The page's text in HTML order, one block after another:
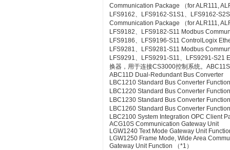
Communication Package （for ALR111,
LFS9162、LFS9162-S1S1、LFS9162-
Communication Package （for ALR111,
LFS9182、LFS9182-S11 Modbus
LFS9186、LFS9196-S11 ControlLogix
LFS9281、LFS9281-S11 Modbus
LFS9291、LFS9291-S11、LFS9291-S21
换器，用于连接CS3000控制系统。
ABC11D Dual-Redundant Bus Converter
LBC1210 Standard Bus Converter
LBC1220 Standard Bus Converter
LBC1230 Standard Bus Converter
LBC1260 Standard Bus Converter
LBC2100 System Integration OPC Client
ACG10S Communication Gateway Unit
LGW1240 Text Mode Gateway Unit
LGW1250 Frame Mode, Wide Area
Gateway Unit Function （*1）